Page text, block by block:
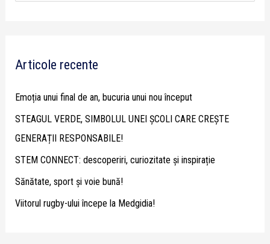
c
o
r
:
Articole recente
Emoția unui final de an, bucuria unui nou început
STEAGUL VERDE, SIMBOLUL UNEI ȘCOLI CARE CREȘTE
GENERAȚII RESPONSABILE!
STEM CONNECT: descoperiri, curiozitate și inspirație
Sănătate, sport și voie bună!
Viitorul rugby-ului începe la Medgidia!